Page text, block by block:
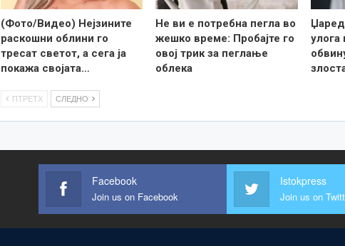
(Фото/Видео) Нејзините
раскошни облини го
тресат светот, а сега ја
покажа својата…
Не ви е потребна пегла во
жешко време: Пробајте го
овој трик за пеглање
облека
улога
ПТРЕТХ СЛЕДНО
Facebook
Join us on Facebook
Istokpress
Join us on